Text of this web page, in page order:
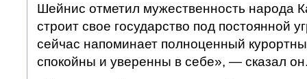
Шейнис отметил мужественность народа
строит свое государство под постоянной
сейчас напоминает полноценный
спокойны и уверенны в себе», — сказал